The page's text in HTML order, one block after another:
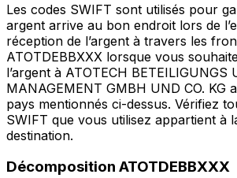
Les codes SWIFT sont utilisés pour
argent arrive au bon endroit lors de
réception de l’argent à travers les
ATOTDEBBXXX lorsque vous
l’argent à ATOTECH BETEILIGUNGS
MANAGEMENT GMBH UND CO. KG
pays mentionnés ci-dessus. Vérifiez
SWIFT que vous utilisez appartient à
destination.
Décomposition ATOTDEBBXXX